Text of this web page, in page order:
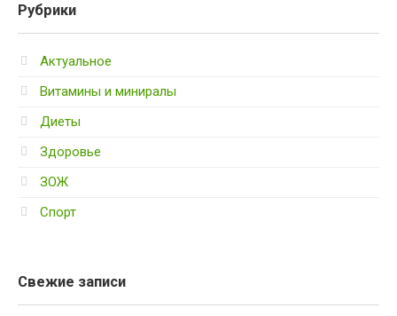
Рубрики
Актуальное
Витамины и миниралы
Диеты
Здоровье
ЗОЖ
Спорт
Свежие записи